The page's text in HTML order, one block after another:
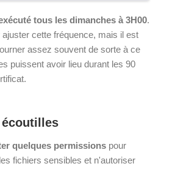
tous les dimanches à 3H00.
cette fréquence, mais il est
assez souvent de sorte à ce
puissent avoir lieu durant les 90
écoutilles
quelques permissions pour
fichiers sensibles et n'autoriser